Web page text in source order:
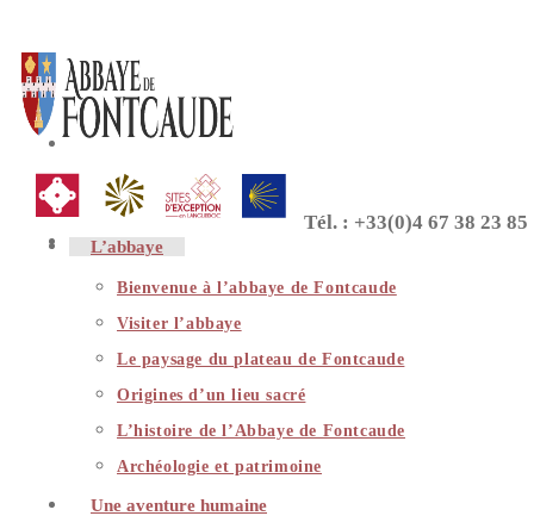
content
Tél. : +33(0)4 67 38 23 85
L’abbaye
Bienvenue à l’abbaye de Fontcaude
Visiter l’abbaye
Le paysage du plateau de Fontcaude
Origines d’un lieu sacré
L’histoire de l’Abbaye de Fontcaude
Archéologie et patrimoine
Une aventure humaine